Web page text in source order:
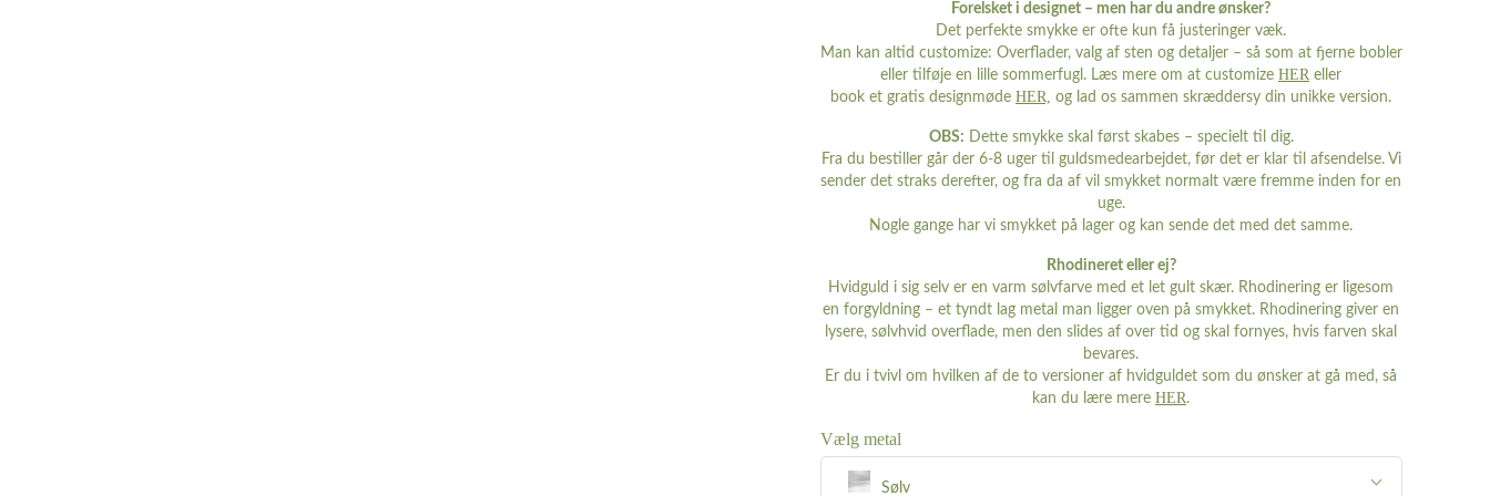
Forelsket i designet – men har du andre ønsker?
Det perfekte smykke er ofte kun få justeringer væk.
Man kan altid customize: Overflader, valg af sten og detaljer – så som at fjerne bobler
eller tilføje en lille sommerfugl. Læs mere om at customize HER eller
book et gratis designmøde HER, og lad os sammen skræddersy din unikke version.
OBS: Dette smykke skal først skabes – specielt til dig.
Fra du bestiller går der 6-8 uger til guldsmedearbejdet, før det er klar til afsendelse. Vi
sender det straks derefter, og fra da af vil smykket normalt være fremme inden for en
uge.
Nogle gange har vi smykket på lager og kan sende det med det samme.
Rhodineret eller ej?
Hvidguld i sig selv er en varm sølvfarve med et let gult skær. Rhodinering er ligesom
en forgyldning – et tyndt lag metal man ligger oven på smykket. Rhodinering giver en
lysere, sølvhvid overflade, men den slides af over tid og skal fornyes, hvis farven skal
bevares.
Er du i tvivl om hvilken af de to versioner af hvidguldet som du ønsker at gå med, så
kan du lære mere HER.
Vælg metal
Sølv